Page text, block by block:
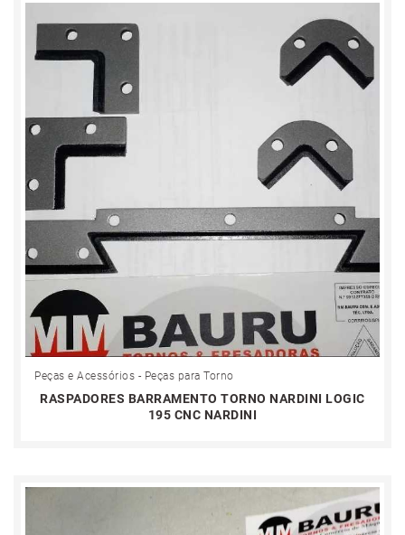
Peças e Acessórios - Peças para Torno
RASPADORES BARRAMENTO TORNO NARDINI LOGIC
195 CNC NARDINI